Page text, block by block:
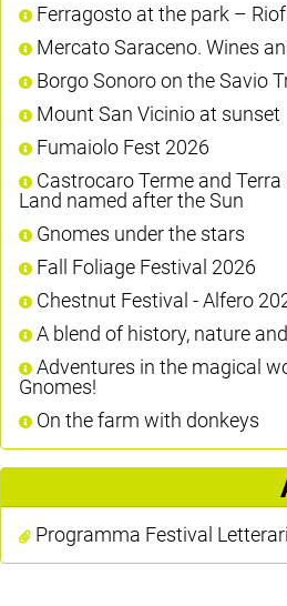
Ferragosto at the park –
Mercato Saraceno. Wines
Borgo Sonoro on the Savio
Mount San Vicinio at sunset
Fumaiolo Fest 2026
Castrocaro Terme and Terra
Land named after the Sun
Gnomes under the stars
Fall Foliage Festival 2026
Chestnut Festival - Alfero
A blend of history, nature
Adventures in the magical
Gnomes!
On the farm with donkeys
Programma Festival